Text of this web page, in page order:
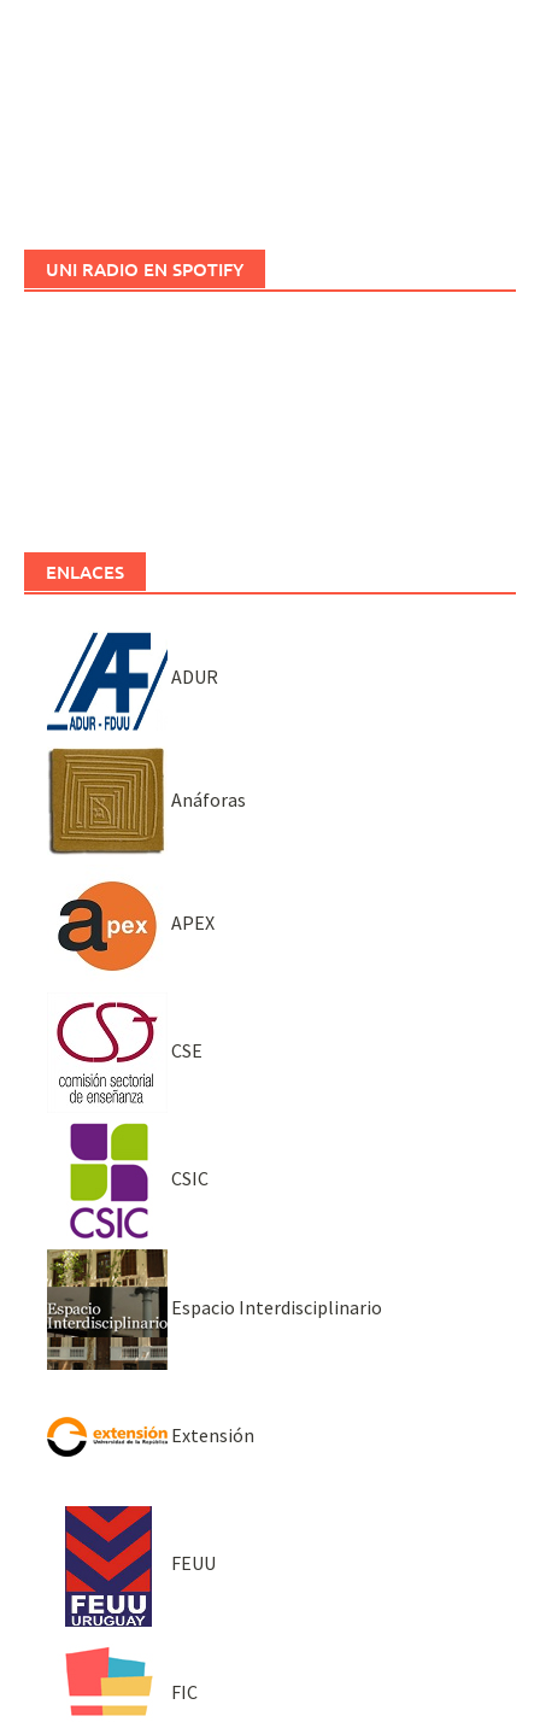
UNI RADIO EN SPOTIFY
ENLACES
ADUR
Anáforas
APEX
CSE
CSIC
Espacio Interdisciplinario
Extensión
FEUU
FIC